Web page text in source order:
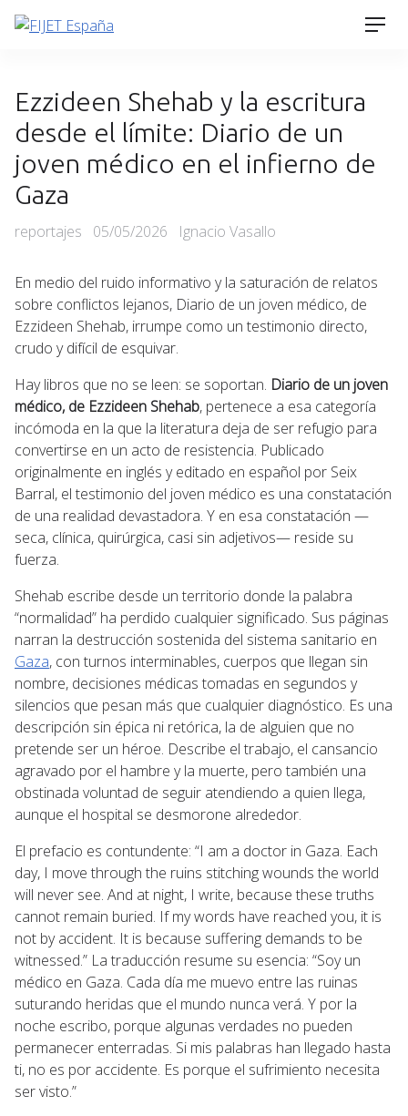
Skip
Ezzideen Shehab y la escritura
desde el límite: Diario de un
joven médico en el infierno de
Gaza
Categories
reportajes
Posted
05/05/2026 Ignacio Vasallo
En medio del ruido informativo y la saturación de relatos
sobre conflictos lejanos, Diario de un joven médico, de
Ezzideen Shehab, irrumpe como un testimonio directo,
crudo y difícil de esquivar.
Hay libros que no se leen: se soportan. Diario de un joven
médico, de Ezzideen Shehab, pertenece a esa categoría
incómoda en la que la literatura deja de ser refugio para
convertirse en un acto de resistencia. Publicado
originalmente en inglés y editado en español por Seix
Barral, el testimonio del joven médico es una constatación
de una realidad devastadora. Y en esa constatación —
seca, clínica, quirúrgica, casi sin adjetivos— reside su
fuerza.
Shehab escribe desde un territorio donde la palabra
“normalidad” ha perdido cualquier significado. Sus páginas
narran la destrucción sostenida del sistema sanitario en
Gaza, con turnos interminables, cuerpos que llegan sin
nombre, decisiones médicas tomadas en segundos y
silencios que pesan más que cualquier diagnóstico. Es una
descripción sin épica ni retórica, la de alguien que no
pretende ser un héroe. Describe el trabajo, el cansancio
agravado por el hambre y la muerte, pero también una
obstinada voluntad de seguir atendiendo a quien llega,
aunque el hospital se desmorone alrededor.
El prefacio es contundente: “I am a doctor in Gaza. Each
day, I move through the ruins stitching wounds the world
will never see. And at night, I write, because these truths
cannot remain buried. If my words have reached you, it is
not by accident. It is because suffering demands to be
witnessed.” La traducción resume su esencia: “Soy un
médico en Gaza. Cada día me muevo entre las ruinas
suturando heridas que el mundo nunca verá. Y por la
noche escribo, porque algunas verdades no pueden
permanecer enterradas. Si mis palabras han llegado hasta
ti, no es por accidente. Es porque el sufrimiento necesita
ser visto.”